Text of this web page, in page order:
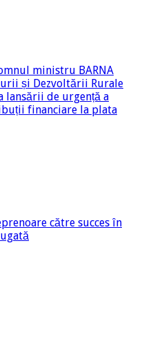
ministru BARNA
și Dezvoltării Rurale
lansării de urgență a
financiare la plata
către succes în